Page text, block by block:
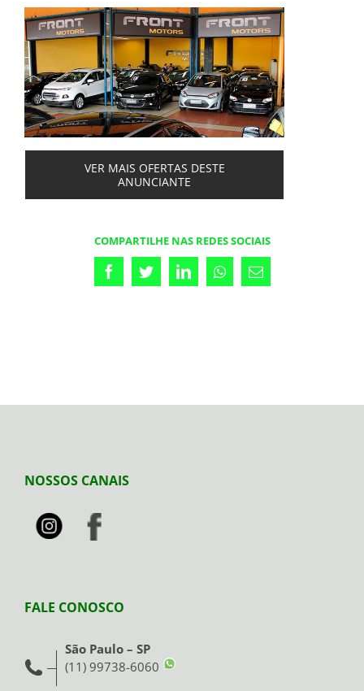
VER MAIS OFERTAS DESTE
ANUNCIANTE
COMPARTILHE NAS REDES SOCIAIS
FacebookTwitterLinkedInWhatsappEmail
NOSSOS CANAIS
FALE CONOSCO
São Paulo – SP
(11) 99738-6060